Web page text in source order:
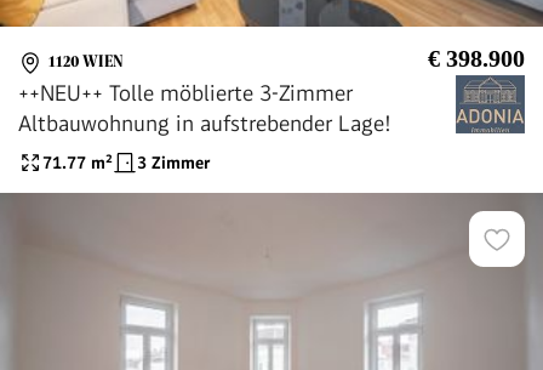
1120 WIEN € 398.900
++NEU++ Tolle möblierte 3-Zimmer
Altbauwohnung in aufstrebender Lage!
71.77 m² 3 Zimmer